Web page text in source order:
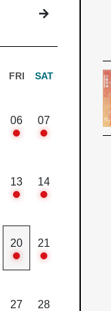
下個月
FRI SAT
06 07
13 14
20 21
27 28